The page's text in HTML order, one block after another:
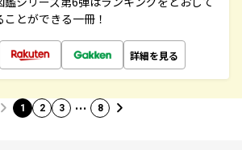
ことができる一冊！
詳細を見る
1 2 3 … 8